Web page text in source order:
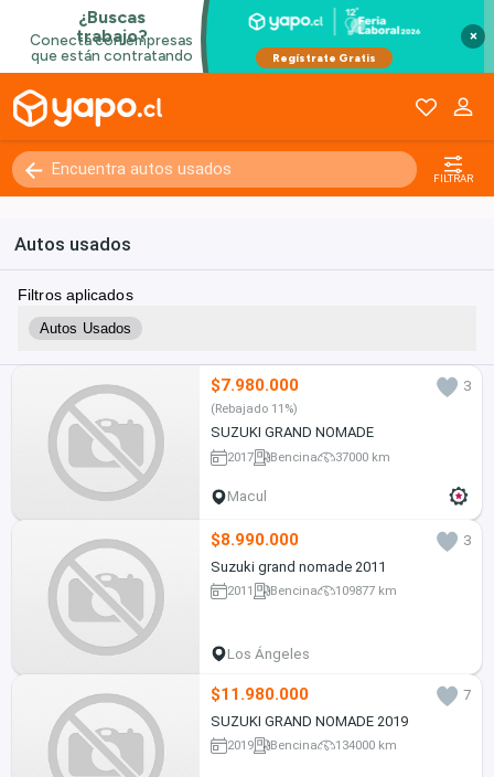
×
FILTRAR
Autos usados
Filtros aplicados
Autos Usados
$7.980.000 3
(Rebajado 11%)
SUZUKI GRAND NOMADE
2017 Bencina 37000 km
Macul
$8.990.000
3
Suzuki grand nomade 2011
2011 Bencina 109877 km
Los Ángeles
$11.980.000
7
SUZUKI GRAND NOMADE 2019
2019 Bencina 134000 km